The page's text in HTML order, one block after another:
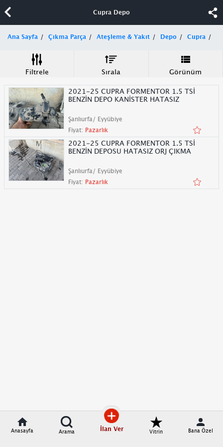
Cupra Depo
Ana Sayfa Çıkma Parça Ateşleme & Yakıt Depo Cupra
Filtrele Sırala Görünüm
2021-25 CUPRA FORMENTOR 1.5 TSİ
BENZİN DEPO KANİSTER HATASIZ
Şanlıurfa/ Eyyübiye
Fiyat: Pazarlık
2021-25 CUPRA FORMENTOR 1.5 TSİ
BENZİN DEPOSU HATASIZ ORJ ÇIKMA
Şanlıurfa/ Eyyübiye
Fiyat: Pazarlık
Anasayfa Arama İlan Ver Vitrin Bana Özel